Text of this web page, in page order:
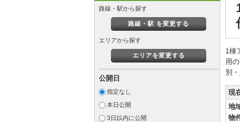
1棟
用
別
現
地
物
路線・駅から探す
路線・駅 を変更する
エリアから探す
エリアを変更する
公開日
指定なし
本日公開
3日以内に公開